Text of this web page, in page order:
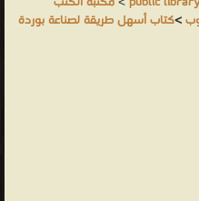
والموسوعات العامة.
>كتاب أسهل طريقة لصناعة بوردة